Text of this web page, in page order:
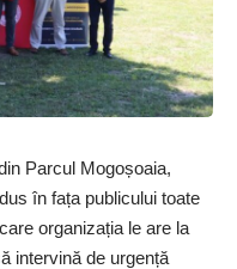
Parcul Mogoșoaia,
în fața publicului toate
organizația le are la
intervină de urgență